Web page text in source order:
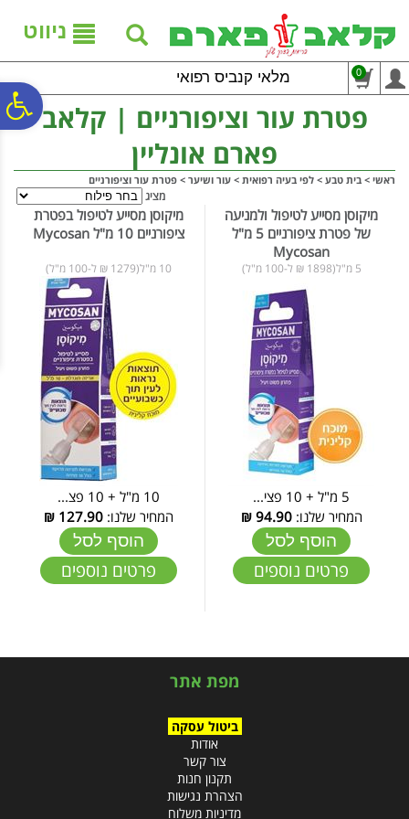
נגישות
אתר
המרכזי
ניווט
מלאי קנביס רפואי 0
פטרת עור וציפורניים | קלאב
פארם אונליין
ראשי > בית טבע > לפי בעיה רפואית > עור ושיער > פטרת עור וציפורניים
מציג
מיקוסן מסייע לטיפול ולמניעה
של פטרת ציפורניים 5 מ"ל
Mycosan
5 מ"ל(1898 ₪ ל-100 מ"ל)
5 מ"ל + 10 פצי...
המחיר שלנו:94.90
₪
הוסף לסל
פרטים נוספים
מיקוסן מסייע לטיפול בפטרת
ציפורניים 10 מ"ל Mycosan
10 מ"ל(1279 ₪ ל-100 מ"ל)
10 מ"ל + 10 פצ...
המחיר שלנו:127.90
₪
הוסף לסל
פרטים נוספים
מפת אתר
ביטול עסקה
אודות
צור קשר
תקנון חנות
הצהרת נגישות
מדיניות משלוח